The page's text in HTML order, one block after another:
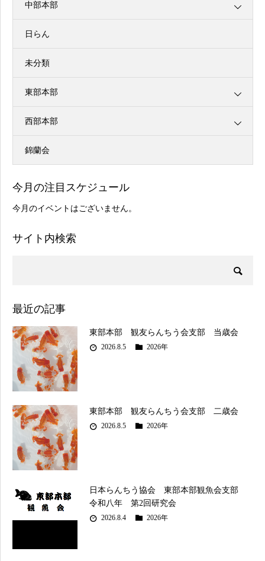
中部本部
日らん
未分類
東部本部
西部本部
錦蘭会
今月の注目スケジュール
今月のイベントはございません。
サイト内検索
最近の記事
東部本部 観友らんちう会支部 当歳会
2026.8.5 2026年
東部本部 観友らんちう会支部 二歳会
2026.8.5 2026年
日本らんちう協会 東部本部観魚会支部
令和八年 第2回研究会
2026.8.4 2026年